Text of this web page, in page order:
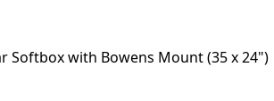
Softbox with Bowens Mount (35 x 24")